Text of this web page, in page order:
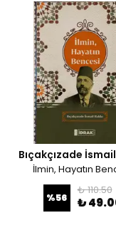
Bıçakçızade
İlmin, Hayatın
%56
₺ 110.50
₺